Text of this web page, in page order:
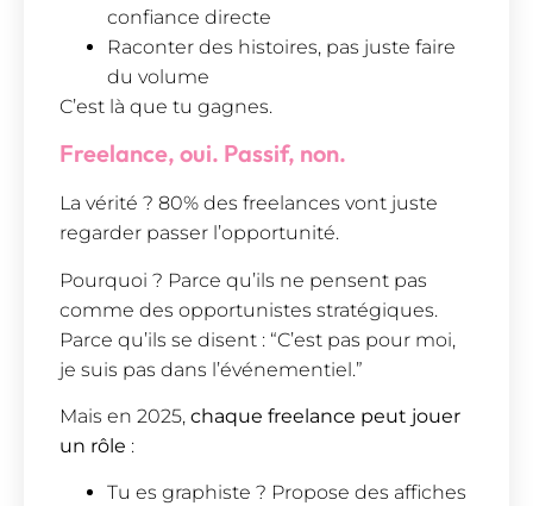
confiance directe
Raconter des histoires, pas juste faire
du volume
C’est là que tu gagnes.
Freelance, oui. Passif, non.
La vérité ? 80% des freelances vont juste
regarder passer l’opportunité.
Pourquoi ? Parce qu’ils ne pensent pas
comme des opportunistes stratégiques.
Parce qu’ils se disent : “C’est pas pour moi,
je suis pas dans l’événementiel.”
Mais en 2025, chaque freelance peut jouer
un rôle :
Tu es graphiste ? Propose des affiches